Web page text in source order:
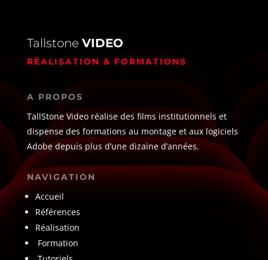
Tallstone VIDEO
RÉALISATION & FORMATIONS
A PROPOS
TallStone Video réalise des films institutionnels et
dispense des formations au montage et aux logiciels
Adobe depuis plus d’une dizaine d’années.
NAVIGATION
Accueil
Références
Réalisation
Formation